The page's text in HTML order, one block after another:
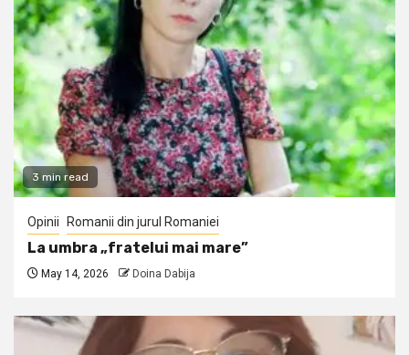
3 min read
Opinii Romanii din jurul Romaniei
La umbra „fratelui mai mare”
May 14, 2026 Doina Dabija